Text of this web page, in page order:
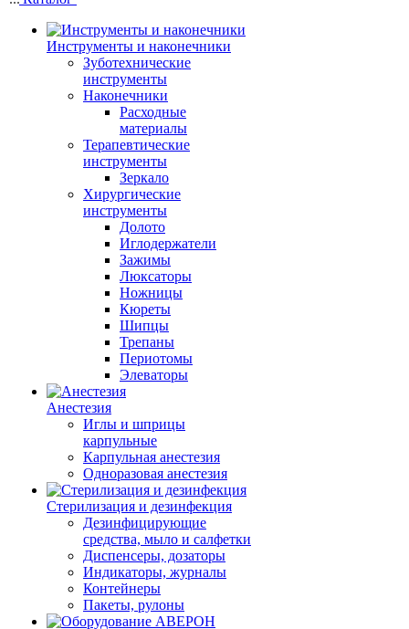
Инструменты и наконечники
Зуботехнические
инструменты
Наконечники
Расходные
материалы
Терапевтические
инструменты
Зеркало
Хирургические
инструменты
Долото
Иглодержатели
Зажимы
Люксаторы
Ножницы
Кюреты
Шипцы
Трепаны
Периотомы
Элеваторы
Анестезия
Иглы и шприцы
карпульные
Карпульная анестезия
Одноразовая анестезия
Стерилизация и дезинфекция
Дезинфицирующие
средства, мыло и салфетки
Диспенсеры, дозаторы
Индикаторы, журналы
Контейнеры
Пакеты, рулоны